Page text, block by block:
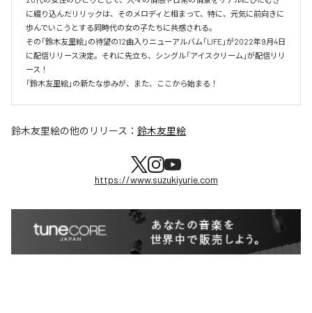
に綴り込んだリリックは、そのメロディと相まって、特に、元気に前向きに
歩んでいこうとする同時代の女の子たちに共感される。
その「鈴木友里絵」の待望の12曲入りニューアルバム「LIFE」が2022年9月4日
に配信リリース決定。それに先立ち、シングル「アイスクリーム」が配信リリ
ース！
「鈴木友里絵」の新たな歩みが、また、ここから始まる！
鈴木友里絵の他のリリース： 鈴木友里絵
https://www.suzukiyurie.com